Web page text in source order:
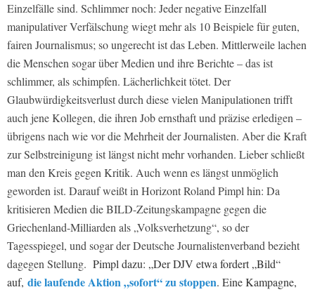
Einzelfälle sind. Schlimmer noch: Jeder negative Einzelfall
manipulativer Verfälschung wiegt mehr als 10 Beispiele für guten,
fairen Journalismus; so ungerecht ist das Leben. Mittlerweile lachen
die Menschen sogar über Medien und ihre Berichte – das ist
schlimmer, als schimpfen. Lächerlichkeit tötet. Der
Glaubwürdigkeitsverlust durch diese vielen Manipulationen trifft
auch jene Kollegen, die ihren Job ernsthaft und präzise erledigen –
übrigens nach wie vor die Mehrheit der Journalisten. Aber die Kraft
zur Selbstreinigung ist längst nicht mehr vorhanden. Lieber schließt
man den Kreis gegen Kritik. Auch wenn es längst unmöglich
geworden ist. Darauf weißt in Horizont Roland Pimpl hin: Da
kritisieren Medien die BILD-Zeitungskampagne gegen die
Griechenland-Milliarden als „Volksverhetzung“, so der
Tagesspiegel, und sogar der Deutsche Journalistenverband bezieht
dagegen Stellung. Pimpl dazu: „Der DJV etwa fordert „Bild“
auf, die laufende Aktion „sofort“ zu stoppen. Eine Kampagne,